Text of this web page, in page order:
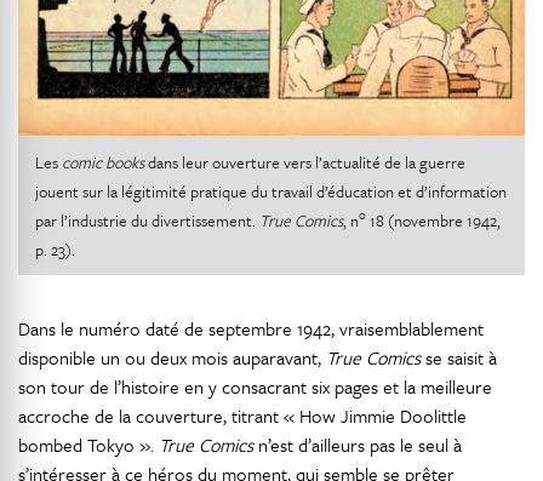
Les comic booksdans leur ouverture vers l’actualité de la guerre
jouent sur la légitimité pratique du travail d’éducation et d’information
par l’industrie du divertissement. True Comics, no18 (novembre 1942,
p. 23).
Dans le numéro daté de septembre 1942, vraisemblablement
disponible un ou deux mois auparavant, True Comicsse saisit à
son tour de l’histoire en y consacrant six pages et la meilleure
accroche de la couverture, titrant « How Jimmie Doolittle
bombed Tokyo ». True Comicsn’est d’ailleurs pas le seul à
s’intéresser à ce héros du moment, qui semble se prêter